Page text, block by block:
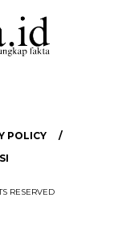
POLICY
RESERVED